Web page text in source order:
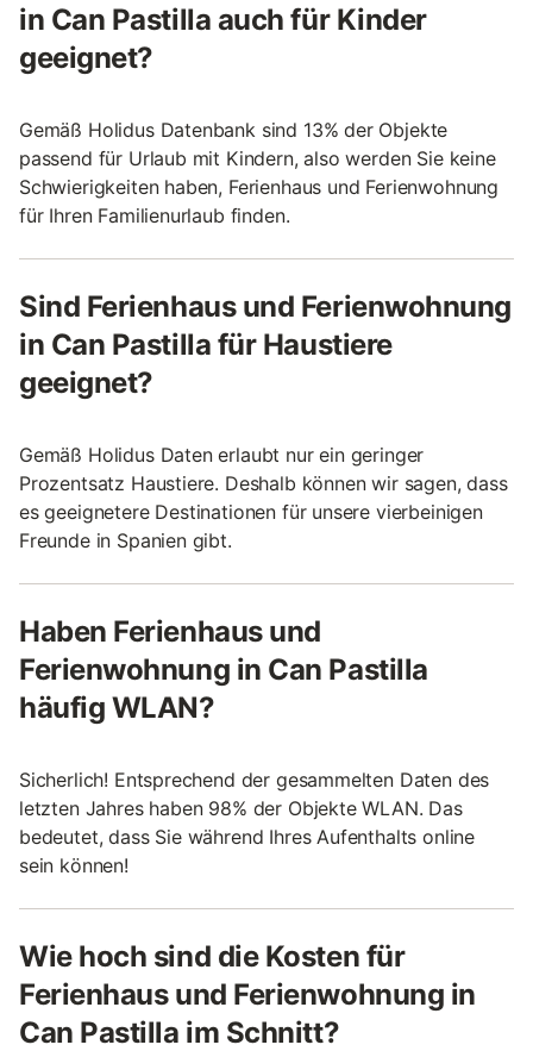
in Can Pastilla auch für Kinder
geeignet?
Gemäß Holidus Datenbank sind 13% der Objekte
passend für Urlaub mit Kindern, also werden Sie keine
Schwierigkeiten haben, Ferienhaus und Ferienwohnung
für Ihren Familienurlaub finden.
Sind Ferienhaus und Ferienwohnung
in Can Pastilla für Haustiere
geeignet?
Gemäß Holidus Daten erlaubt nur ein geringer
Prozentsatz Haustiere. Deshalb können wir sagen, dass
es geeignetere Destinationen für unsere vierbeinigen
Freunde in Spanien gibt.
Haben Ferienhaus und
Ferienwohnung in Can Pastilla
häufig WLAN?
Sicherlich! Entsprechend der gesammelten Daten des
letzten Jahres haben 98% der Objekte WLAN. Das
bedeutet, dass Sie während Ihres Aufenthalts online
sein können!
Wie hoch sind die Kosten für
Ferienhaus und Ferienwohnung in
Can Pastilla im Schnitt?